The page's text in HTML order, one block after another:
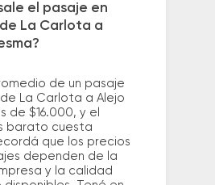
el pasaje en
La Carlota a
de un pasaje
La Carlota a Alejo
de $16.000, y el
barato cuesta
que los precios
dependen de la
y la calidad